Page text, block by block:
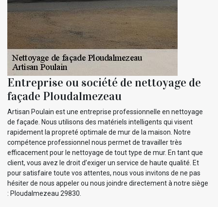
Entreprise ou société de nettoyage de
façade Ploudalmezeau
Artisan Poulain est une entreprise professionnelle en nettoyage
de façade. Nous utilisons des matériels intelligents qui visent
rapidement la propreté optimale de mur de la maison. Notre
compétence professionnel nous permet de travailler très
efficacement pour le nettoyage de tout type de mur. En tant que
client, vous avez le droit d’exiger un service de haute qualité. Et
pour satisfaire toute vos attentes, nous vous invitons de ne pas
hésiter de nous appeler ou nous joindre directement à notre siège
: Ploudalmezeau 29830.